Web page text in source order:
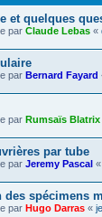
et quelques
par Claude Lebas «
par Bernard Fayard
par Rumsaïs Blatrix
par tube
par Jeremy Pascal «
des spécimens
par Hugo Darras «